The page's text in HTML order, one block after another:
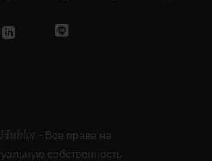
- Все права на
собственность